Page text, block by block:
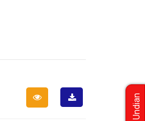
Undian